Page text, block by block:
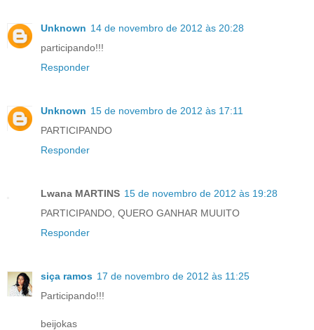
Unknown 14 de novembro de 2012 às 20:28
participando!!!
Responder
Unknown 15 de novembro de 2012 às 17:11
PARTICIPANDO
Responder
Lwana MARTINS 15 de novembro de 2012 às 19:28
PARTICIPANDO, QUERO GANHAR MUUITO
Responder
siça ramos 17 de novembro de 2012 às 11:25
Participando!!!
beijokas